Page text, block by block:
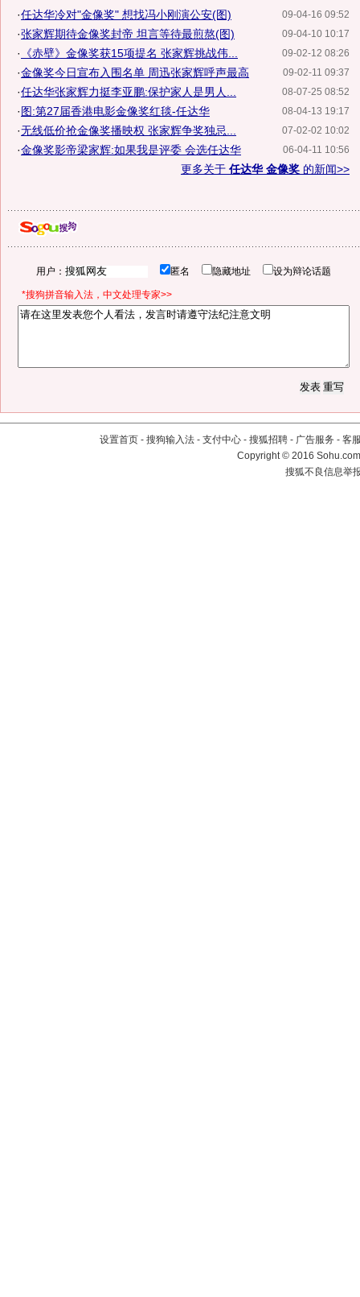
09-04-16 09:52
·任达华冷对"金像奖" 想找冯小刚演公安(图)
09-04-10 10:17
·张家辉期待金像奖封帝 坦言等待最煎熬(图)
09-02-12 08:26
· 《赤壁》金像奖获15项提名 张家辉挑战伟...
09-02-11 09:37
·金像奖今日宣布入围名单 周迅张家辉呼声最高
08-07-25 08:52
·任达华张家辉力挺李亚鹏:保护家人是男人...
08-04-13 19:17
·图:第27届香港电影金像奖红毯-任达华
07-02-02 10:02
·无线低价抢金像奖播映权 张家辉争奖独忌...
06-04-11 10:56
·金像奖影帝梁家辉:如果我是评委 会选任达华
更多关于 任达华 金像奖 的新闻>>
用户： 匿名 隐藏地址 设为辩论话题
*搜狗拼音输入法，中文处理专家>>
设置首页 - 搜狗输入法 - 支付中心 - 搜狐招聘 - 广告服务 - 客
Copyright©2016
搜狐不良信息举